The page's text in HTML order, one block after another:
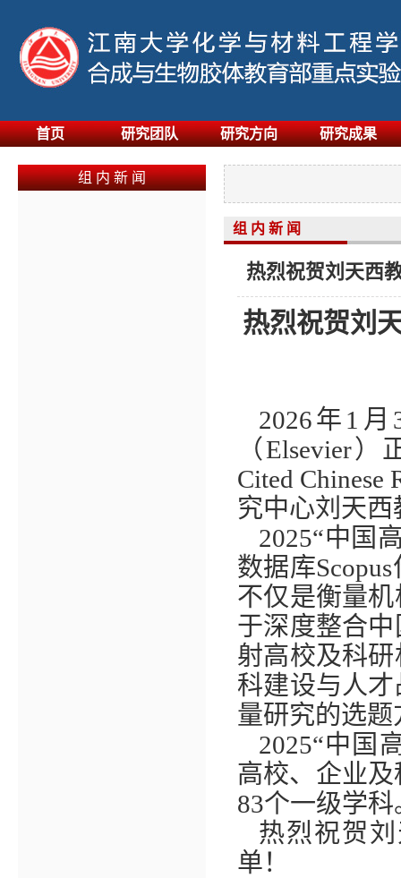
首页 研究团队 研究方向 研究成果
组 内 新 闻
组 内 新 闻
热烈祝贺刘天西
热烈祝贺刘
2026年 1 月
（Elsevier）
Cited Chinese
究中心刘天
2025“中国
数据库Scopus
不仅是衡量
于深度整合
射高校及科
科建设与人
量研究的选
2025“中国
高校、企业
83个一级学科
热烈祝贺
单！